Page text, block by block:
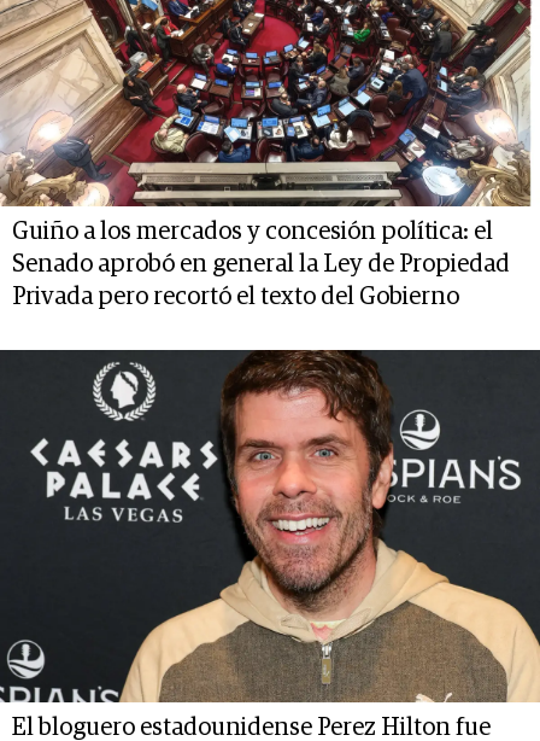
Guiño a los mercados y concesión política: el
Senado aprobó en general la Ley de Propiedad
Privada pero recortó el texto del Gobierno
El bloguero estadounidense Perez Hilton fue